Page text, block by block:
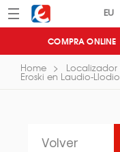
Menú Eroski
COMPRA ONLINE
Home
Eroski en Laudio-Llodio
Volver